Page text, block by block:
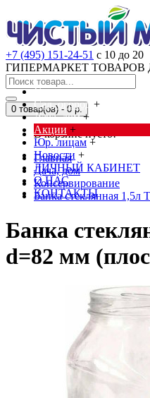
+7 (495) 151-24-51 с 10 до 20
ГИПЕРМАРКЕТ
Cредства от насекомых
Сад, огород +
Дача, дом +
Акции +
Юр. лицам +
Новости +
ЛИЧНЫЙ КАБИНЕТ
О НАС
КОНТАКТЫ
0 товар(ов) - 0 р.
В корзине пусто!
Главная
Дача, дом
Консервирование
Банка стеклянная 1,5л
Банка
d=82 мм